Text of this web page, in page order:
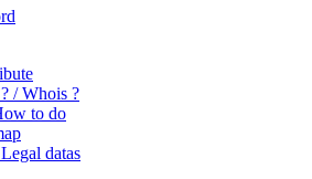
/ Whois ?
to do
datas